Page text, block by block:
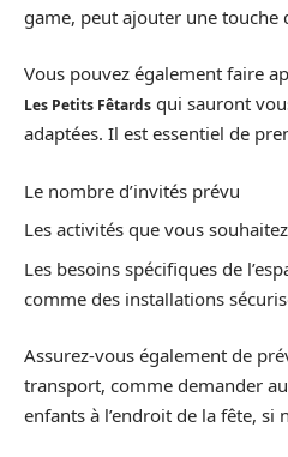
game, peut ajouter une touche
Vous pouvez également faire
Les Petits Fêtards qui sauront
adaptées. Il est essentiel de
Le nombre d’invités prévu
Les activités que vous
Les besoins spécifiques de
comme des installations
Assurez-vous également de
transport, comme demander
enfants à l’endroit de la fête, si